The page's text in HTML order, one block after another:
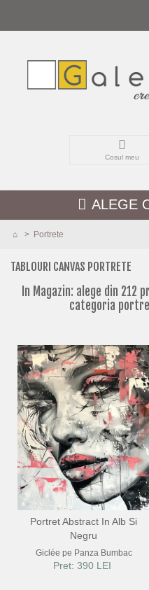
Cosul meu
ALEGE
MODELE NOI
PEISAJE
ABSTRACTE
MODERNE
DECORATIVE
> Portrete
TABLOURI CANVAS PORTRETE
In Magazin: alege din
categoria
Portret Abstract In Alb Si
Negru
Giclée pe Panza Bumbac
Pret: 390 LEI